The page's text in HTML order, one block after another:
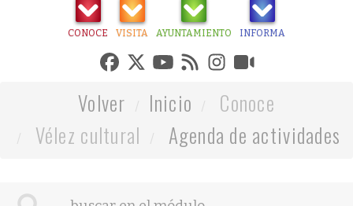
CONOCE VISITA AYUNTAMIENTO INFORMA
Volver Inicio
Conoce
Vélez cultural
Agenda de actividades